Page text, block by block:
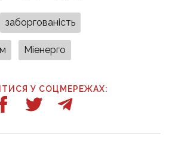
заборгованість
Міенерго
У СОЦМЕРЕЖАХ: